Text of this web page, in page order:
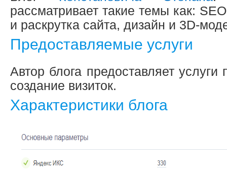
рассматривает такие темы как:
и раскрутка сайта, дизайн и 3D-
Предоставляемые услуги
Автор блога предоставляет
создание визиток.
Характеристики блога